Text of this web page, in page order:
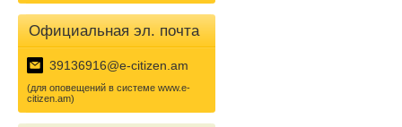
Официальная эл. почта
39136916@e-citizen.am
(для оповещений в системе www.e-
citizen.am)